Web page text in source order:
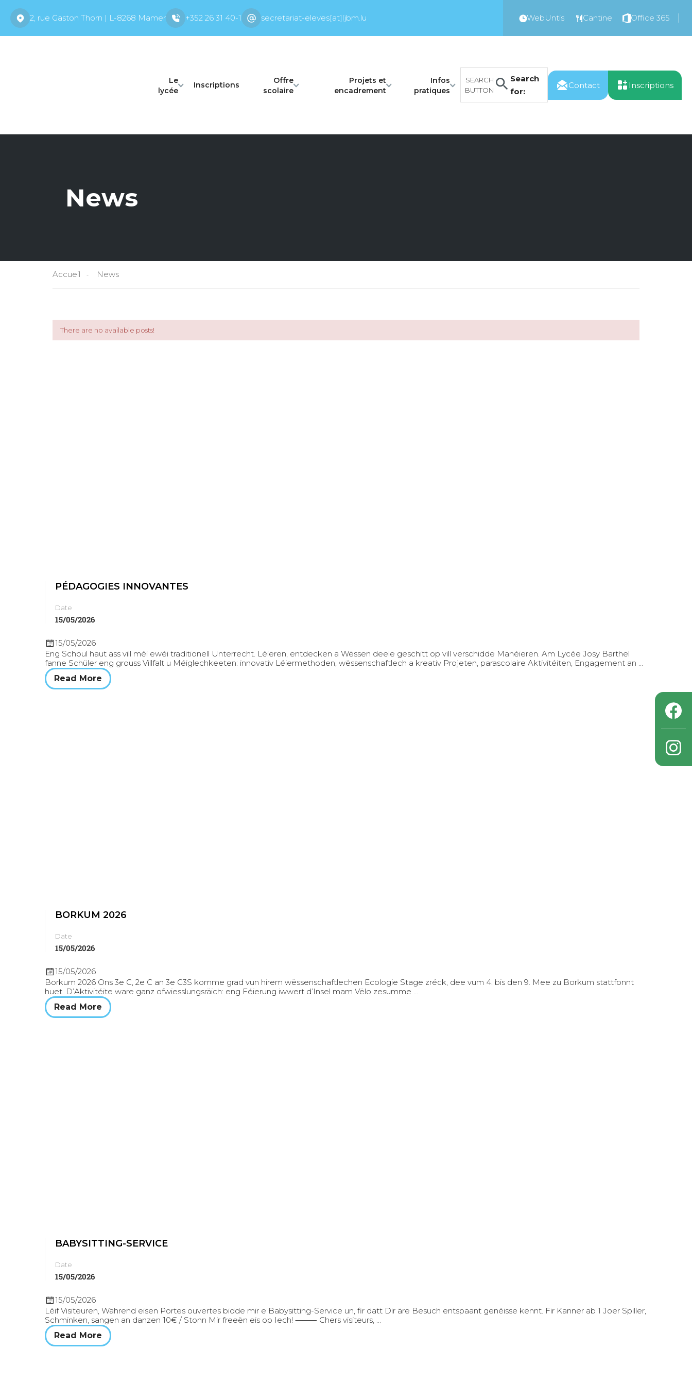
2, rue Gaston Thorn | L-8268 Mamer +352 26 31 40-1 secretariat-eleves[at]ljbm.lu WebUntis Cantine Office 365
Le
lycée
Inscriptions
Offre
scolaire
Projets et
encadrement
Infos
pratiques
Search
for:
SEARCH
BUTTON
Contact Inscriptions
News
Accueil News
There are no available posts!
PÉDAGOGIES INNOVANTES
Date
15/05/2026
15/05/2026
Eng Schoul haut ass vill méi ewéi traditionell Unterrecht. Léieren, entdecken a Wëssen deele geschitt op vill verschidde Manéieren. Am Lycée Josy Barthel
fanne Schüler eng grouss Villfalt u Méiglechkeeten: innovativ Léiermethoden, wëssenschaftlech a kreativ Projeten, parascolaire Aktivitéiten, Engagement an …
Read More
BORKUM 2026
Date
15/05/2026
15/05/2026
Borkum 2026 Ons 3e C, 2e C an 3e G3S komme grad vun hirem wëssenschaftlechen Ecologie Stage zréck, dee vum 4. bis den 9. Mee zu Borkum stattfonnt
huet. D’Aktivitéite ware ganz ofwiesslungsräich: eng Féierung iwwert d’Insel mam Vëlo zesumme …
Read More
BABYSITTING-SERVICE
Date
15/05/2026
15/05/2026
Léif Visiteuren, Während eisen Portes ouvertes bidde mir e Babysitting-Service un, fir datt Dir äre Besuch entspaant genéisse kënnt. Fir Kanner ab 1 Joer Spiller,
Schminken, sangen an danzen 10€ / Stonn Mir freeën eis op Iech! ⸻ Chers visiteurs, …
Read More